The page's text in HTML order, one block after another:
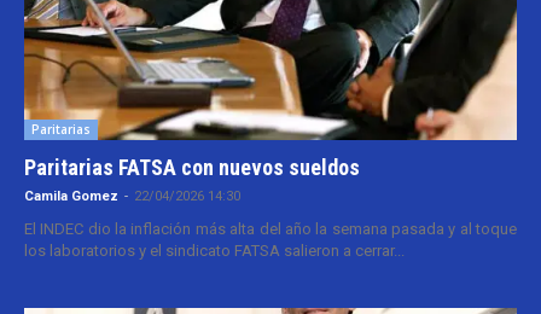
Paritarias
Paritarias FATSA con nuevos sueldos
Camila Gomez - 22/04/2026 14:30
El INDEC dio la inflación más alta del año la semana pasada y al toque
los laboratorios y el sindicato FATSA salieron a cerrar...